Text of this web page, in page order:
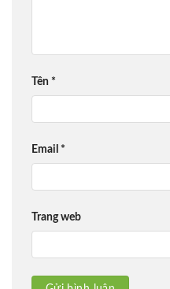
Tên *
Email *
Trang web